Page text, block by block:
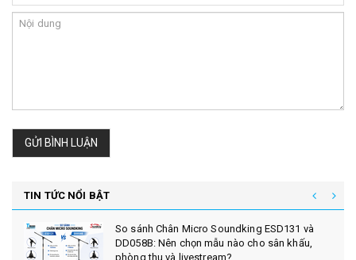
GỬI BÌNH LUẬN
TIN TỨC NỔI BẬT
So sánh Chân Micro Soundking ESD131 và
DD058B: Nên chọn mẫu nào cho sân khấu,
phòng thu và livestream?